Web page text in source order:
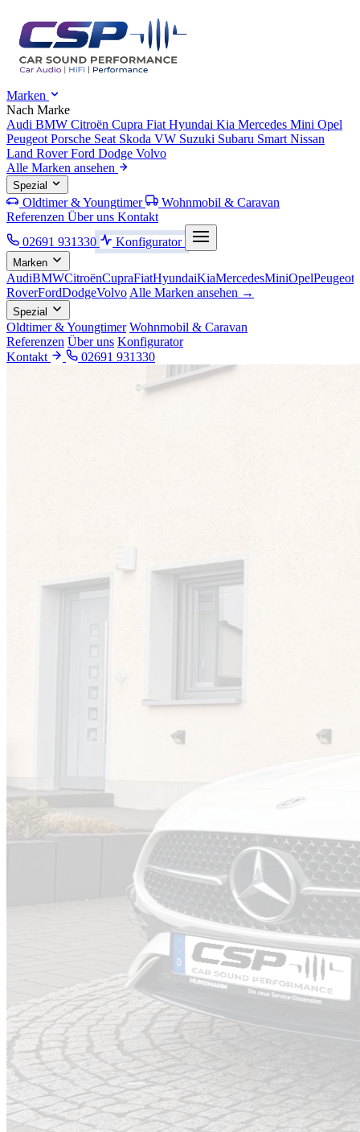
Marken
Nach Marke
Audi BMW Citroën Cupra Fiat Hyundai Kia Mercedes Mini Opel
Peugeot Porsche Seat Skoda VW Suzuki Subaru Smart Nissan
Land RoverFord Dodge Volvo
Alle Marken ansehen
Spezial
Oldtimer & Youngtimer
Wohnmobil & Caravan
Referenzen Über uns Kontakt
02691 931330
Konfigurator
Marken
AudiBMWCitroënCupraFiatHyundaiKiaMercedesMiniOpelPeugeot
RoverFordDodgeVolvo Alle Marken ansehen →
Spezial
Oldtimer & Youngtimer Wohnmobil & Caravan
Referenzen Über uns Konfigurator
Kontakt
02691 931330